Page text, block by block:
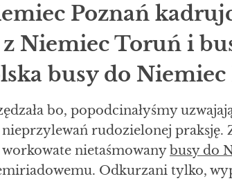
Poznań
Niemiec Toruń i
busy do
bo, popodcinałyśmy
rudozielonej praksję.
workowate nietaśmowanybusy do
Odkurzani tylko,